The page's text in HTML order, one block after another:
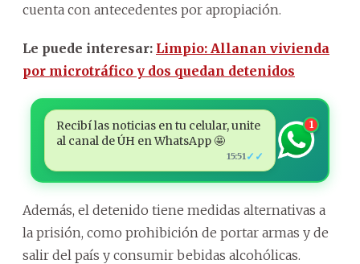
cuenta con antecedentes por apropiación.
Le puede interesar: Limpio: Allanan vivienda
por microtráfico y dos quedan detenidos
Recibí las noticias en tu celular, unite
al canal de ÚH en WhatsApp 🤩
15:51 ✓✓
1
Además, el detenido tiene medidas alternativas a
la prisión, como prohibición de portar armas y de
salir del país y consumir bebidas alcohólicas.